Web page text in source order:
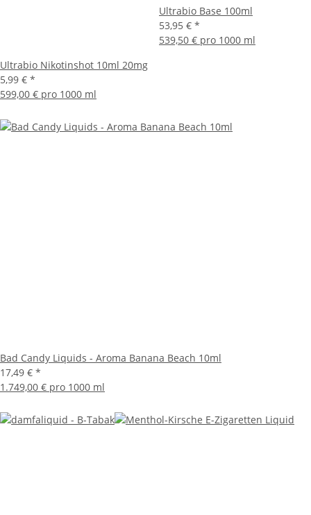
Ultrabio Nikotinshot 10ml 20mg
5,99 € *
599,00 € pro 1000 ml
Ultrabio Base 100ml
53,95 € *
539,50 € pro 1000 ml
Bad Candy Liquids - Aroma Banana Beach 10ml
17,49 € *
1.749,00 € pro 1000 ml